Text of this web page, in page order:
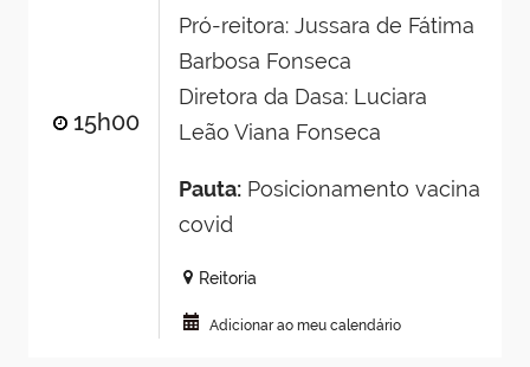
15h00
Pró-reitora: Jussara de Fátima
Barbosa Fonseca
Diretora da Dasa: Luciara
Leão Viana Fonseca
Pauta:Posicionamento vacina
covid
Reitoria
Adicionar ao meu calendário